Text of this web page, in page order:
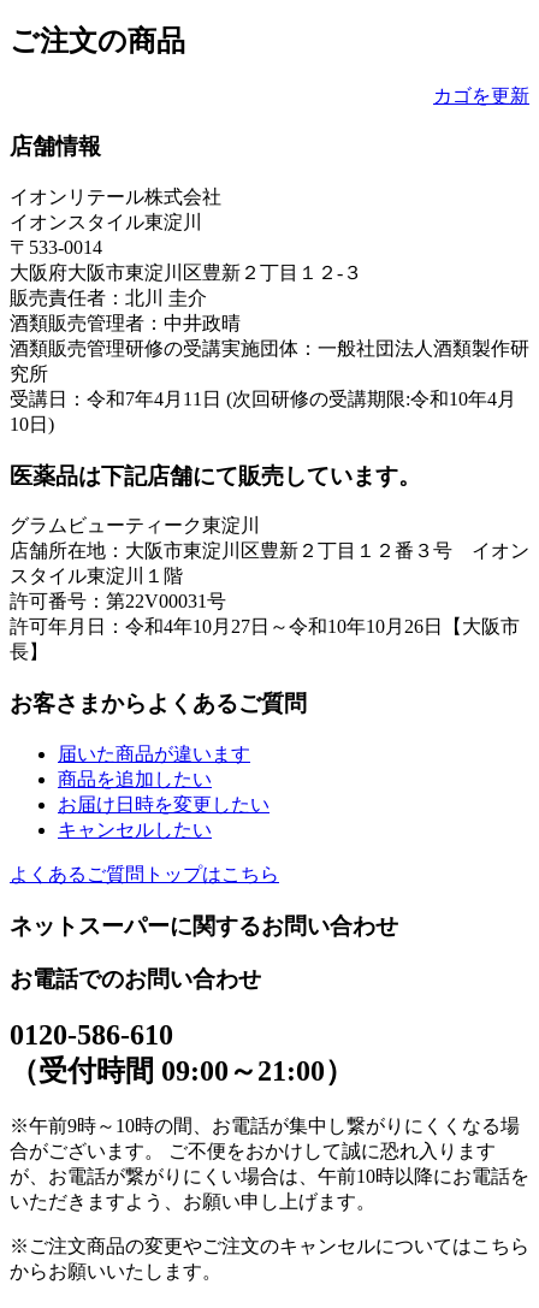
ご注文の商品
カゴを更新
店舗情報
イオンリテール株式会社
イオンスタイル東淀川
〒533-0014
大阪府大阪市東淀川区豊新２丁目１２-３
販売責任者：北川 圭介
酒類販売管理者：中井政晴
酒類販売管理研修の受講実施団体：一般社団法人酒類製作研
究所
受講日：令和7年4月11日 (次回研修の受講期限:令和10年4月
10日)
医薬品は下記店舗にて販売しています。
グラムビューティーク東淀川
店舗所在地：大阪市東淀川区豊新２丁目１２番３号 イオン
スタイル東淀川１階
許可番号：第22V00031号
許可年月日：令和4年10月27日～令和10年10月26日【大阪市
長】
お客さまからよくあるご質問
届いた商品が違います
商品を追加したい
お届け日時を変更したい
キャンセルしたい
よくあるご質問トップはこちら
ネットスーパーに関するお問い合わせ
お電話でのお問い合わせ
0120-586-610
（受付時間 09:00～21:00）
※午前9時～10時の間、お電話が集中し繋がりにくくなる場
合がございます。 ご不便をおかけして誠に恐れ入ります
が、お電話が繋がりにくい場合は、午前10時以降にお電話を
いただきますよう、お願い申し上げます。
※ご注文商品の変更やご注文のキャンセルについてはこちら
からお願いいたします。